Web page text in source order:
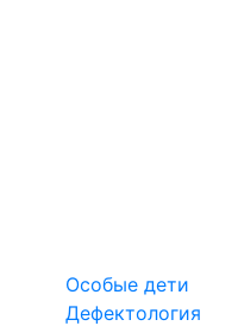
Особые дети
Дефектология